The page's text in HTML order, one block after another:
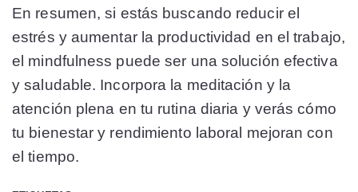
En resumen, si estás buscando reducir el
estrés y aumentar la productividad en el trabajo,
el mindfulness puede ser una solución efectiva
y saludable. Incorpora la meditación y la
atención plena en tu rutina diaria y verás cómo
tu bienestar y rendimiento laboral mejoran con
el tiempo.